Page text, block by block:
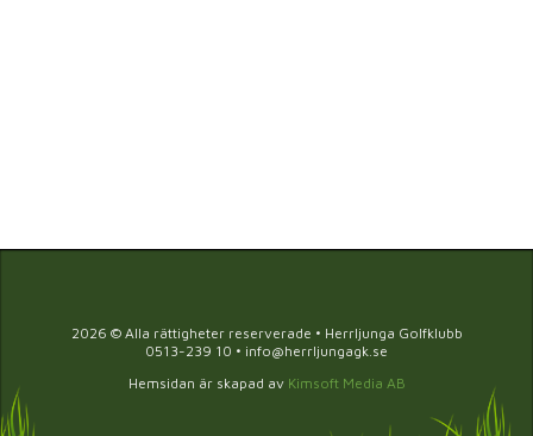
2026 © Alla rättigheter reserverade • Herrljunga Golfklubb
0513-239 10 • info@herrljungagk.se
Hemsidan är skapad av Kimsoft Media AB